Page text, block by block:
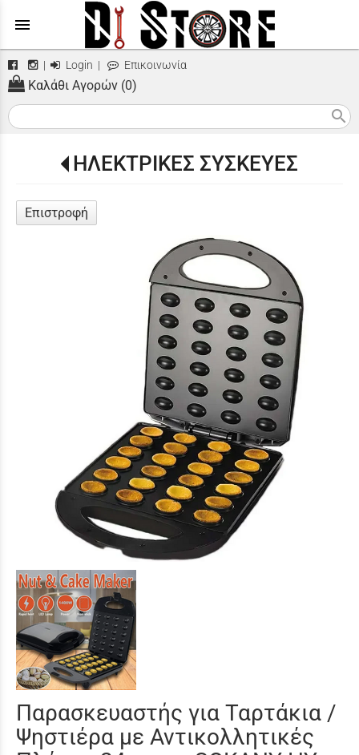
menu
| Login | Επικοινωνία
Καλάθι Αγορών (0)
search
ΗΛΕΚΤΡΙΚΕΣ ΣΥΣΚΕΥΕΣ
Επιστροφή
Παρασκευαστής για Ταρτάκια /
Ψηστιέρα με Αντικολλητικές